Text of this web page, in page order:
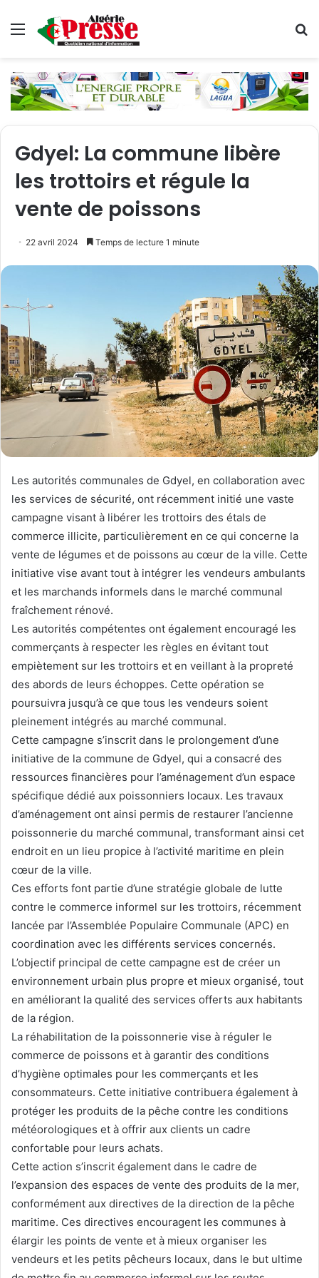
Menu
Gdyel: La commune libère
les trottoirs et régule la
vente de poissons
22 avril 2024 Temps de lecture 1 minute
Les autorités communales de Gdyel, en collaboration avec
les services de sécurité, ont récemment initié une vaste
campagne visant à libérer les trottoirs des étals de
commerce illicite, particulièrement en ce qui concerne la
vente de légumes et de poissons au cœur de la ville. Cette
initiative vise avant tout à intégrer les vendeurs ambulants
et les marchands informels dans le marché communal
fraîchement rénové.
Les autorités compétentes ont également encouragé les
commerçants à respecter les règles en évitant tout
empiètement sur les trottoirs et en veillant à la propreté
des abords de leurs échoppes. Cette opération se
poursuivra jusqu’à ce que tous les vendeurs soient
pleinement intégrés au marché communal.
Cette campagne s’inscrit dans le prolongement d’une
initiative de la commune de Gdyel, qui a consacré des
ressources financières pour l’aménagement d’un espace
spécifique dédié aux poissonniers locaux. Les travaux
d’aménagement ont ainsi permis de restaurer l’ancienne
poissonnerie du marché communal, transformant ainsi cet
endroit en un lieu propice à l’activité maritime en plein
cœur de la ville.
Ces efforts font partie d’une stratégie globale de lutte
contre le commerce informel sur les trottoirs, récemment
lancée par l’Assemblée Populaire Communale (APC) en
coordination avec les différents services concernés.
L’objectif principal de cette campagne est de créer un
environnement urbain plus propre et mieux organisé, tout
en améliorant la qualité des services offerts aux habitants
de la région.
La réhabilitation de la poissonnerie vise à réguler le
commerce de poissons et à garantir des conditions
d’hygiène optimales pour les commerçants et les
consommateurs. Cette initiative contribuera également à
protéger les produits de la pêche contre les conditions
météorologiques et à offrir aux clients un cadre
confortable pour leurs achats.
Cette action s’inscrit également dans le cadre de
l’expansion des espaces de vente des produits de la mer,
conformément aux directives de la direction de la pêche
maritime. Ces directives encouragent les communes à
élargir les points de vente et à mieux organiser les
vendeurs et les petits pêcheurs locaux, dans le but ultime